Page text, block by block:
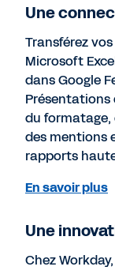
Une
Transférez
Microsoft
dans Google
Présentations
du formatage,
des mentions
rapports
En savoir plus
Une
Chez